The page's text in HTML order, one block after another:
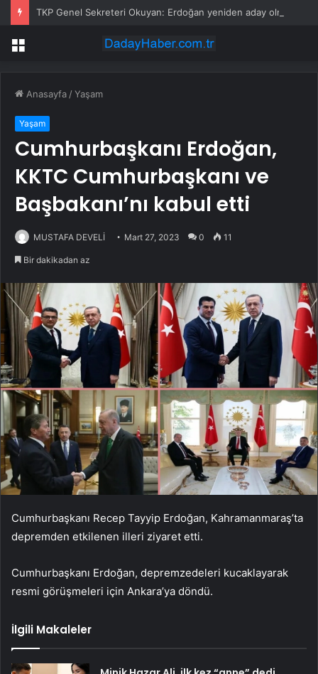
Menü
Anasayfa /Yaşam
Yaşam
Cumhurbaşkanı Erdoğan,
KKTC Cumhurbaşkanı ve
Başbakanı’nı kabul etti
MUSTAFA DEVELİ Mart 27, 2023 0 11
Bir dakikadan az
Cumhurbaşkanı Recep Tayyip Erdoğan, Kahramanmaraş’ta
depremden etkilenen illeri ziyaret etti.
Cumhurbaşkanı Erdoğan, depremzedeleri kucaklayarak
resmi görüşmeleri için Ankara’ya döndü.
İlgili Makaleler